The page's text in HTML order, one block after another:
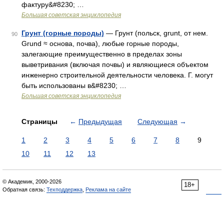
фактуру&#8230; …
Большая советская энциклопедия
90 Грунт (горные породы) — Грунт (польск, grunt, от нем.
Grund ≈ основа, почва), любые горные породы,
залегающие преимущественно в пределах зоны
выветривания (включая почвы) и являющиеся объектом
инженерно строительной деятельности человека. Г. могут
быть использованы в&#8230; …
Большая советская энциклопедия
Страницы ← Предыдущая Следующая →
1 2 3 4 5 6 7 8
9
10
11 12 13
18+
© Академик, 2000-2026
Обратная связь: Техподдержка Реклама на сайте